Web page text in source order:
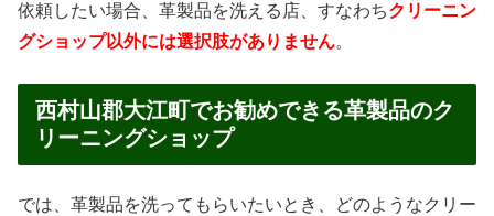
依頼したい場合、革製品を洗える店、すなわちクリーニン
グショップ以外には選択肢がありません。
西村山郡大江町でお勧めできる革製品のク
リーニングショップ
では、革製品を洗ってもらいたいとき、どのようなクリー